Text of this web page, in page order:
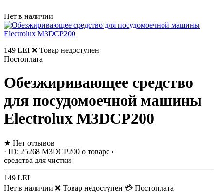
Нет в наличии
149 LEI ❌ Товар недоступен
Постоплата
Обезжиривающее средство
для посудомоечной машины
Electrolux M3DCP200
★ Нет отзывов
· ID: 25268 M3DCP200 о товаре ›
средства для чистки
149 LEI
Нет в наличии ❌ Товар недоступен 💳 Постоплата